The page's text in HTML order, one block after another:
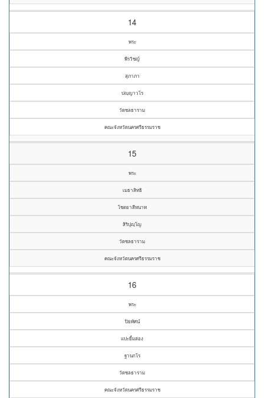
14
พระ
พีรวิชญ์
สุภาภา
ปญฺญาวโร
วัดชลธาราม
คณะจังหวัดนครศรีธรรมราช
15
พระ
เมธาสิทธิ
โชตยาสีหนาท
สิริปุญฺโญ
วัดชลธาราม
คณะจังหวัดนครศรีธรรมราช
16
พระ
ปิยทัศน์
แปะยิ้มล่อง
ฐานกโร
วัดชลธาราม
คณะจังหวัดนครศรีธรรมราช